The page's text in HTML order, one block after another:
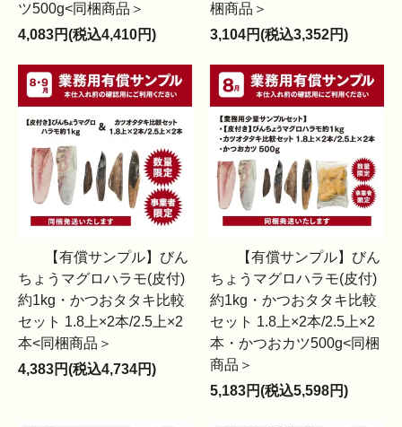
ツ500g<同梱商品＞
4,083円(税込4,410円)
梱商品＞
3,104円(税込3,352円)
【有償サンプル】びん
ちょうマグロハラモ(皮付)
約1kg・かつおタタキ比較
セット 1.8上×2本/2.5上×2
本<同梱商品＞
4,383円(税込4,734円)
【有償サンプル】びん
ちょうマグロハラモ(皮付)
約1kg・かつおタタキ比較
セット 1.8上×2本/2.5上×2
本・かつおカツ500g<同梱
商品＞
5,183円(税込5,598円)